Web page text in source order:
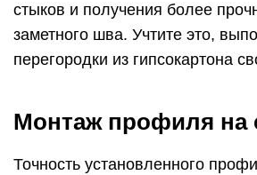
стыков и получения более
заметного шва. Учтите это,
перегородки из гипсокартона
Монтаж профиля на
Точность установленного